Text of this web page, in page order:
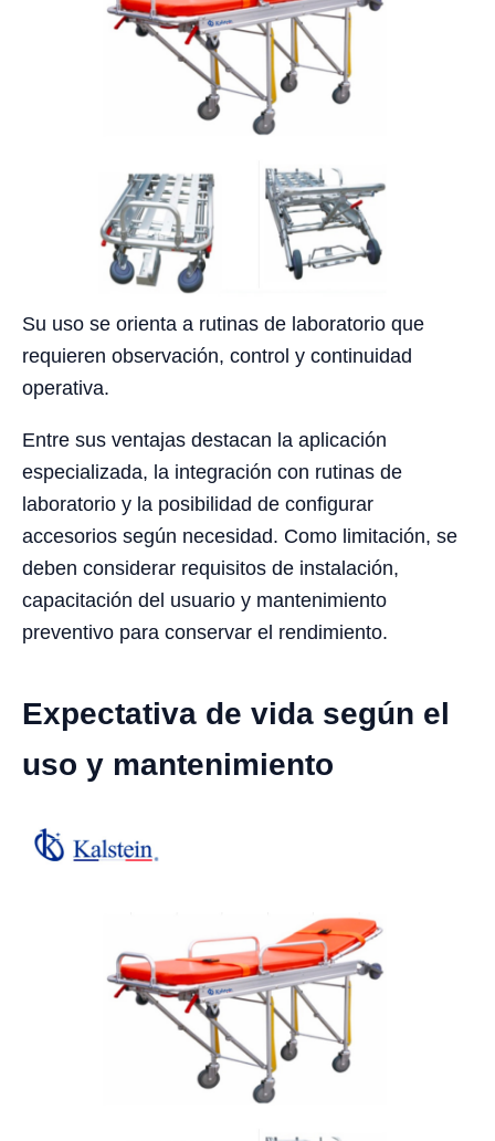
Su uso se orienta a rutinas de laboratorio que
requieren observación, control y continuidad
operativa.
Entre sus ventajas destacan la aplicación
especializada, la integración con rutinas de
laboratorio y la posibilidad de configurar
accesorios según necesidad. Como limitación, se
deben considerar requisitos de instalación,
capacitación del usuario y mantenimiento
preventivo para conservar el rendimiento.
Expectativa de vida según el
uso y mantenimiento